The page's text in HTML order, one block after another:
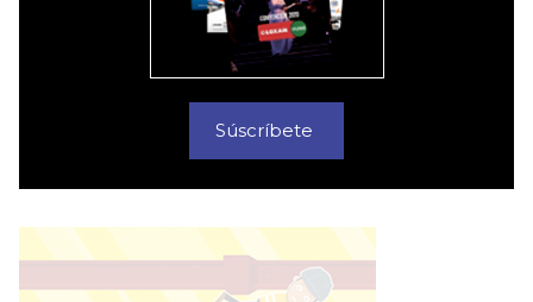
Súscríbete